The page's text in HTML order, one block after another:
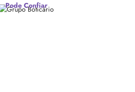
Pode Confiar